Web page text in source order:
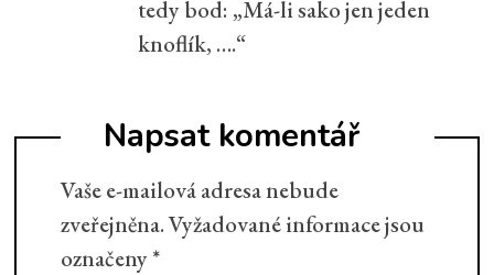
tedy bod: „Má-li sako jen jeden
knoflík, ….“
Napsat komentář
Vaše e-mailová adresa nebude
zveřejněna.Vyžadované informace jsou
označeny*